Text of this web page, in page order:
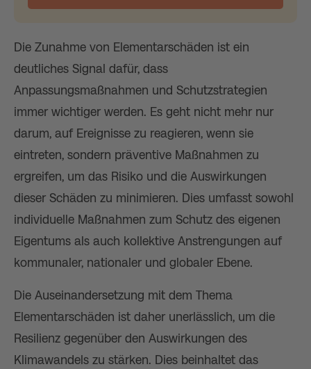
Die Zunahme von Elementarschäden ist ein
deutliches Signal dafür, dass
Anpassungsmaßnahmen und Schutzstrategien
immer wichtiger werden. Es geht nicht mehr nur
darum, auf Ereignisse zu reagieren, wenn sie
eintreten, sondern präventive Maßnahmen zu
ergreifen, um das Risiko und die Auswirkungen
dieser Schäden zu minimieren. Dies umfasst sowohl
individuelle Maßnahmen zum Schutz des eigenen
Eigentums als auch kollektive Anstrengungen auf
kommunaler, nationaler und globaler Ebene.
Die Auseinandersetzung mit dem Thema
Elementarschäden ist daher unerlässlich, um die
Resilienz gegenüber den Auswirkungen des
Klimawandels zu stärken. Dies beinhaltet das